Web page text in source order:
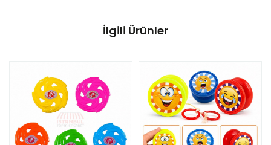
İlgili Ürünler